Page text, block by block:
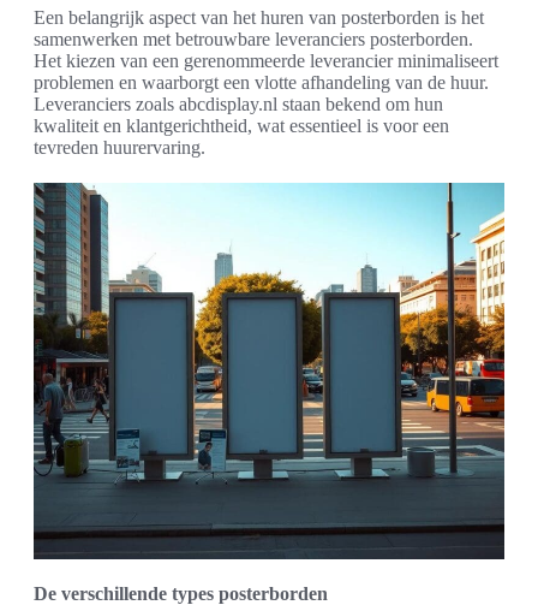
Een belangrijk aspect van het huren van posterborden is het
samenwerken met betrouwbare leveranciers posterborden.
Het kiezen van een gerenommeerde leverancier minimaliseert
problemen en waarborgt een vlotte afhandeling van de huur.
Leveranciers zoals abcdisplay.nl staan bekend om hun
kwaliteit en klantgerichtheid, wat essentieel is voor een
tevreden huurervaring.
De verschillende types posterborden